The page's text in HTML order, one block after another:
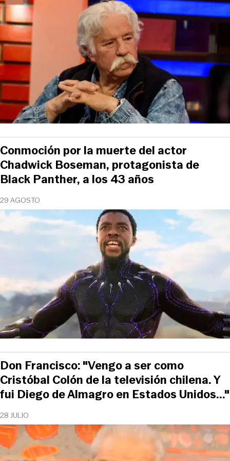
29 AGOSTO
Conmoción por la muerte del actor
Chadwick Boseman, protagonista de
Black Panther, a los 43 años
28 JULIO
Don Francisco: "Vengo a ser como
Cristóbal Colón de la televisión chilena. Y
fui Diego de Almagro en Estados Unidos..."